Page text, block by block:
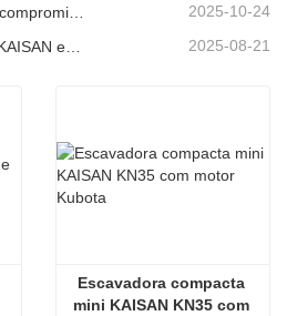
2025-10-24
Confiança recompensada: KAISAN envia nova encomenda de 20 unidades de escavadoras a parceiro português de longa data 2025-08-21
Escavadora compacta
mini KAISAN KN35 com